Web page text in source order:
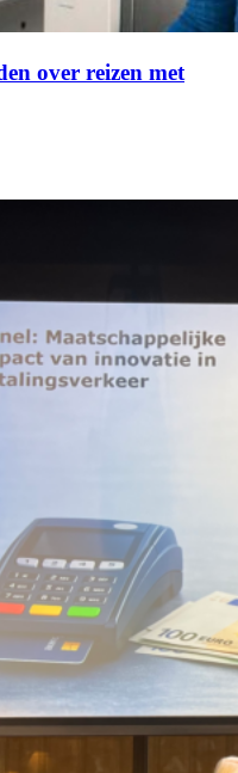
over reizen met